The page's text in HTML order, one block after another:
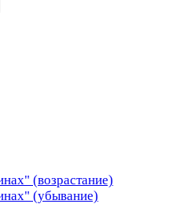
(возрастание)
(убывание)